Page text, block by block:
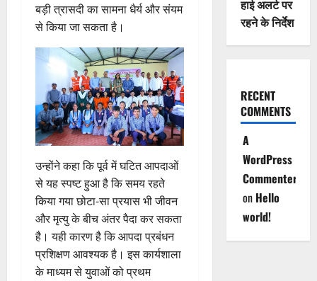
बड़ी त्रासदी का सामना धैर्य और संयम
से किया जा सकता है।
उन्होंने कहा कि पूर्व में घटित आपदाओं
से यह स्पष्ट हुआ है कि समय रहते
किया गया छोटा-सा प्रयास भी जीवन
और मृत्यु के बीच अंतर पैदा कर सकता
है। यही कारण है कि आपदा प्रबंधन
प्रशिक्षण आवश्यक है। इस कार्यशाला
के माध्यम से युवाओं को प्रथम
हाई अलर्ट पर
रहने के निर्देश
RECENT
COMMENTS
A
WordPress
Commenter
on Hello
world!